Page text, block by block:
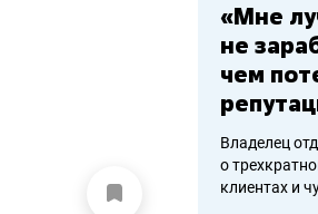
«Мне
не
чем
Владелец
о
клиентах и